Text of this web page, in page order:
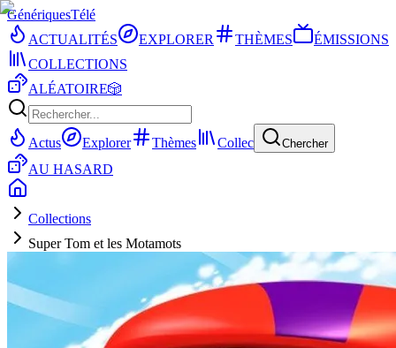
GénériquesTélé
ACTUALITÉS
EXPLORER THÈMES
ÉMISSIONS
COLLECTIONS
ALÉATOIRE🎲
Actus Explorer Thèmes Collec Chercher
AU HASARD
Collections
Super Tom et les Motamots